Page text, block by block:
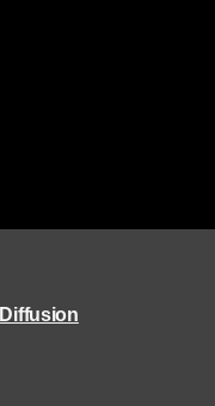
Diffusion